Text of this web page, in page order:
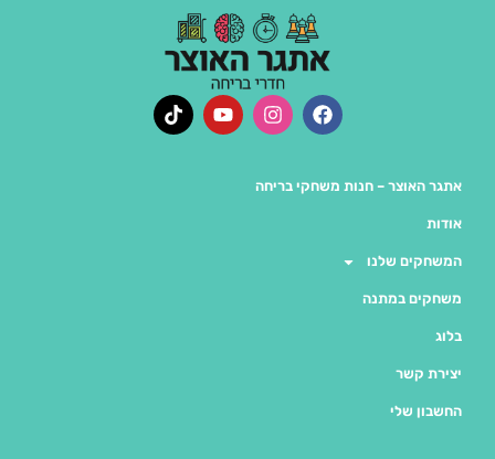
אתגר האוצר – חנות משחקי בריחה
אודות
המשחקים שלנו
משחקים במתנה
בלוג
יצירת קשר
החשבון שלי